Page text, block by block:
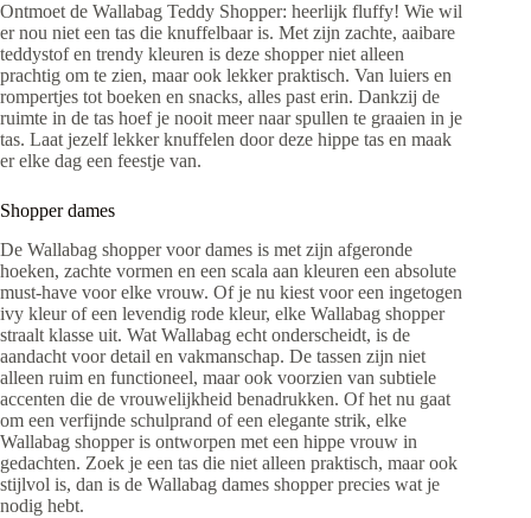
Ontmoet de Wallabag Teddy Shopper: heerlijk fluffy! Wie wil
er nou niet een tas die knuffelbaar is. Met zijn zachte, aaibare
teddystof en trendy kleuren is deze shopper niet alleen
prachtig om te zien, maar ook lekker praktisch. Van luiers en
rompertjes tot boeken en snacks, alles past erin. Dankzij de
ruimte in de tas hoef je nooit meer naar spullen te graaien in je
tas. Laat jezelf lekker knuffelen door deze hippe tas en maak
er elke dag een feestje van.
Shopper dames
De Wallabag shopper voor dames is met zijn afgeronde
hoeken, zachte vormen en een scala aan kleuren een absolute
must-have voor elke vrouw. Of je nu kiest voor een ingetogen
ivy kleur of een levendig rode kleur, elke Wallabag shopper
straalt klasse uit. Wat Wallabag echt onderscheidt, is de
aandacht voor detail en vakmanschap. De tassen zijn niet
alleen ruim en functioneel, maar ook voorzien van subtiele
accenten die de vrouwelijkheid benadrukken. Of het nu gaat
om een verfijnde schulprand of een elegante strik, elke
Wallabag shopper is ontworpen met een hippe vrouw in
gedachten. Zoek je een tas die niet alleen praktisch, maar ook
stijlvol is, dan is de Wallabag dames shopper precies wat je
nodig hebt.